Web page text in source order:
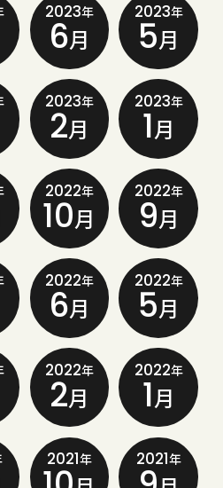
2023年
6月
2023年
5月
2023年
2月
2023年
1月
2022年
10月
2022年
9月
2022年
6月
2022年
5月
2022年
2月
2022年
1月
2021年 2021年